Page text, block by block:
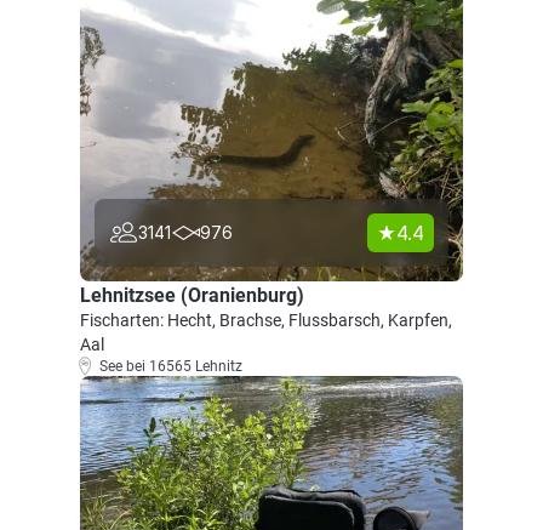
3141 976 4.4
Lehnitzsee (Oranienburg)
Fischarten: Hecht, Brachse, Flussbarsch, Karpfen,
Aal
See bei 16565 Lehnitz